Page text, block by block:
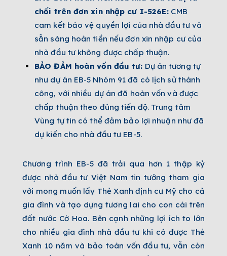
chối trên đơn xin nhập cư I-526E: CMB
cam kết bảo vệ quyền lợi của nhà đầu tư và
sẵn sàng hoàn tiền nếu đơn xin nhập cư của
nhà đầu tư không được chấp thuận.
BẢO ĐẢM hoàn vốn đầu tư: Dự án tương tự
như dự án EB-5 Nhóm 91 đã có lịch sử thành
công, với nhiều dự án đã hoàn vốn và được
chấp thuận theo đúng tiến độ. Trung tâm
Vùng tự tin có thể đảm bảo lợi nhuận như đã
dự kiến cho nhà đầu tư EB-5.
Chương trình EB-5đã trải qua hơn 1 thập kỷ
được nhà đầu tư Việt Nam tin tưởng tham gia
với mong muốn lấy Thẻ Xanh định cư Mỹ cho cả
gia đình và tạo dựng tương lai cho con cái trên
đất nước Cờ Hoa. Bên cạnh những lợi ích to lớn
cho nhiều gia đình nhà đầu tư khi có được Thẻ
Xanh 10 năm và bảo toàn vốn đầu tư, vẫn còn